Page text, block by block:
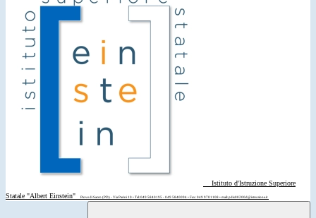
Istituto d'Istruzione Superiore
Statale "Albert Einstein"
Piove di Sacco (PD) - Via Parini 10 • Tel: 049 5840195 - 049 5840094 • Fax: 049 9701108 • mail: pdis00200d@istruzione.it